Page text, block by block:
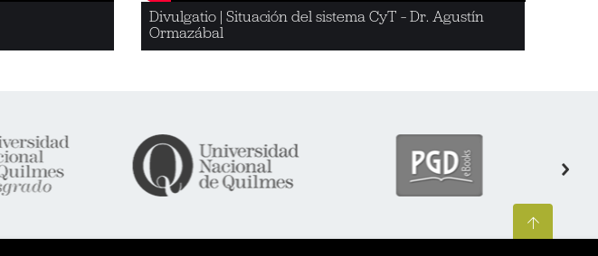
Divulgatio | Situación del sistema CyT – Dr. Agustín
Ormazábal